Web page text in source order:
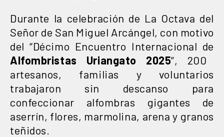
Durante la celebración de La Octava del
Señor de San Miguel Arcángel, con motivo
del “Décimo Encuentro Internacional de
Alfombristas Uriangato 2025”, 200
artesanos, familias y voluntarios
trabajaron sin descanso para
confeccionar alfombras gigantes de
aserrín, flores, marmolina, arena y granos
teñidos.